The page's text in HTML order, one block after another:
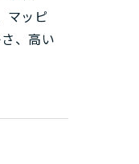
マッピ
、高い